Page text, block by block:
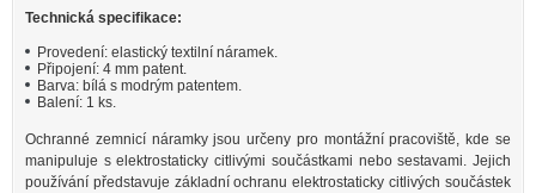
Technická specifikace:
Provedení: elastický textilní náramek.
Připojení: 4 mm patent.
Barva: bílá s modrým patentem.
Balení: 1 ks.
Ochranné zemnicí náramky jsou určeny pro montážní pracoviště, kde se
manipuluje s elektrostaticky citlivými součástkami nebo sestavami. Jejich
používání představuje základní ochranu elektrostaticky citlivých součástek